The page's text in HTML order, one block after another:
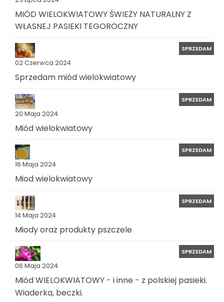
MIÓD WIELOKWIATOWY ŚWIEŻY NATURALNY Z
WŁASNEJ PASIEKI TEGOROCZNY
02 Czerwca 2024
SPRZEDAM
Sprzedam miód wielokwiatowy
20 Maja 2024
SPRZEDAM
Miód wielokwiatowy
16 Maja 2024
SPRZEDAM
Miod wielokwiatowy
14 Maja 2024
SPRZEDAM
Miody oraz produkty pszczele
06 Maja 2024
SPRZEDAM
Miód WIELOKWIATOWY - i inne - z polskiej pasieki.
Wiaderka, beczki.